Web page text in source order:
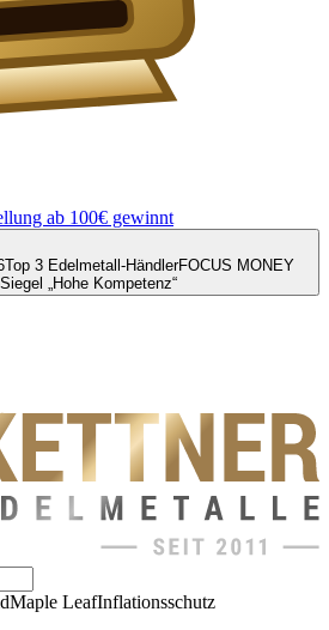
ab 100€ gewinnt
Top 3 Edelmetall-HändlerFOCUS MONEY
Siegel „Hohe Kompetenz“
Maple LeafInflationsschutz